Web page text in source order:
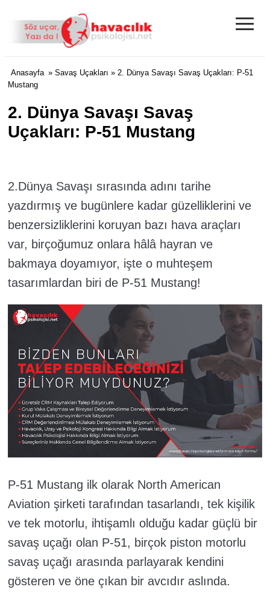
≡
Anasayfa » Savaş Uçakları » 2. Dünya Savaşı Savaş Uçakları: P-51
Mustang
2. Dünya Savaşı Savaş
Uçakları: P-51 Mustang
2.Dünya Savaşı sırasında adını tarihe
yazdırmış ve bugünlere kadar güzelliklerini ve
benzersizliklerini koruyan bazı hava araçları
var, birçoğumuz onlara hâlâ hayran ve
bakmaya doyamıyor, işte o muhteşem
tasarımlardan biri de P-51 Mustang!
P-51 Mustang ilk olarak North American
Aviation şirketi tarafından tasarlandı, tek kişilik
ve tek motorlu, ihtişamlı olduğu kadar güçlü bir
savaş uçağı olan P-51, birçok piston motorlu
savaş uçağı arasında parlayarak kendini
gösteren ve öne çıkan bir avcıdır aslında.